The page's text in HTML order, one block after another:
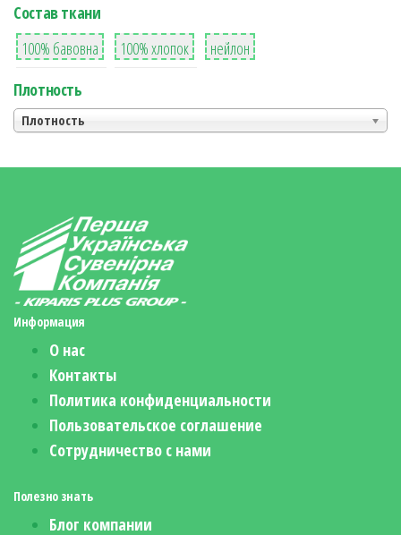
Состав ткани
8
100% бавовна
36
100% хлопок
2
нейлон
Плотность
Плотность
Информация
О нас
Контакты
Политика конфиденциальности
Пользовательское соглашение
Сотрудничество с нами
Полезно знать
Блог компании